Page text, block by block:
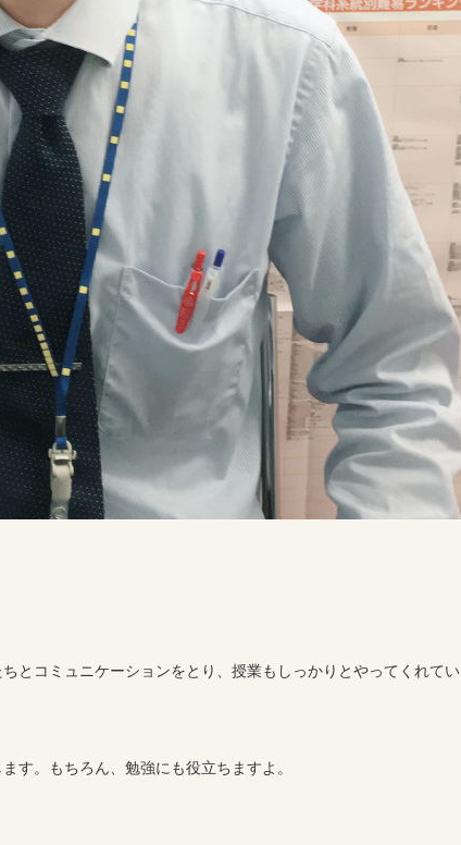
とコミュニケーションをとり、授業もしっかりとやってくれてい
す。もちろん、勉強にも役立ちますよ。